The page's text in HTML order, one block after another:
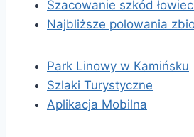
Szacowanie szkód
Najbliższe polowania
Park Linowy w Kamińsku
Szlaki Turystyczne
Aplikacja Mobilna